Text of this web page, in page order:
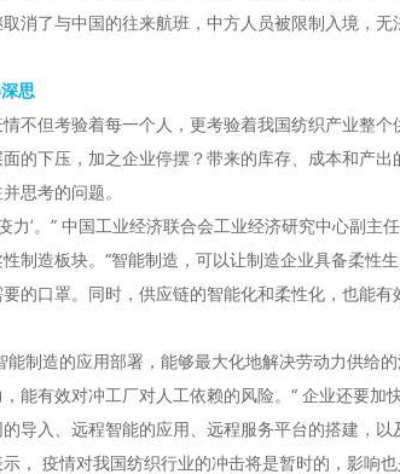
消了与中国的往来航班，中方人员被限制入境，
思
但考验着每一个人，更考验着我国纺织产业整个
面的下压，加之企业停摆？带来的库存、成本和产
思考的问题。
’。” 中国工业经济联合会工业经济研究中心副主
制造板块。“智能制造，可以让制造企业具备柔
的口罩。同时，供应链的智能化和柔性化，也能有
造的应用部署，能够最大化地解决劳动力供给
能有效对冲工厂对人工依赖的风险。“ 企业还要
导入、远程智能的应用、远程服务平台的搭建，以
疫情对我国纺织行业的冲击将是暂时的，影响